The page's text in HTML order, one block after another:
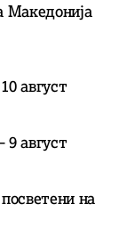
Македонија
август
август
на